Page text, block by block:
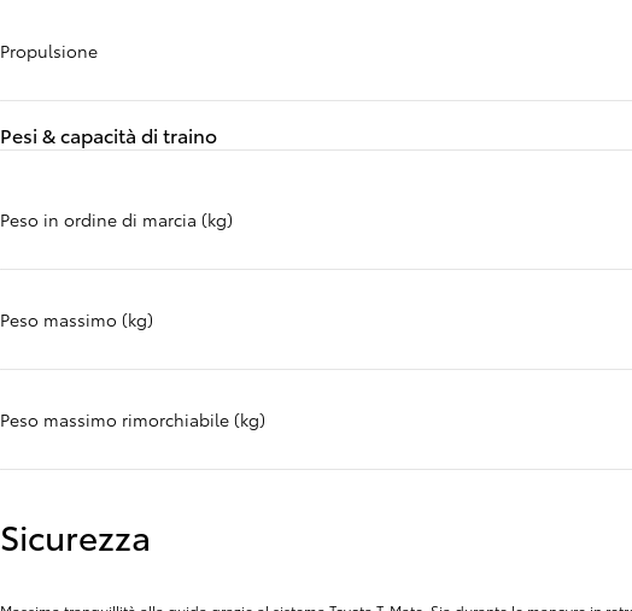
Propulsione
Pesi & capacità di traino
Peso in ordine di marcia (kg)
Peso massimo (kg)
Peso massimo rimorchiabile (kg)
Sicurezza